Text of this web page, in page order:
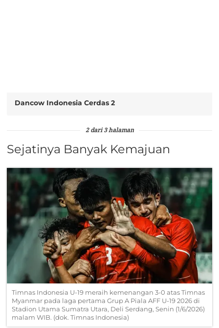
Dancow Indonesia Cerdas 2
2 dari 3 halaman
Sejatinya Banyak Kemajuan
Timnas Indonesia U-19 meraih kemenangan 3-0 atas Timnas
Myanmar pada laga pertama Grup A Piala AFF U-19 2026 di
Stadion Utama Sumatra Utara, Deli Serdang, Senin (1/6/2026)
malam WIB. (dok. Timnas Indonesia)